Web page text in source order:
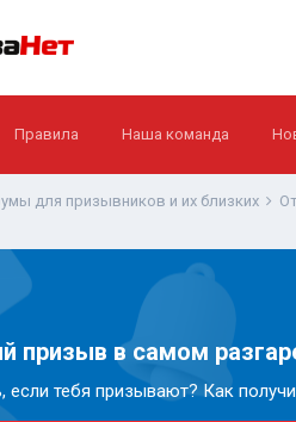
Правила Наша команда
для призывников и их близких
призыв в самом
если тебя призывают? Как